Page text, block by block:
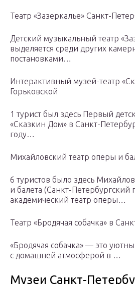
Театр «Зазеркалье» Санкт-
Детский музыкальный театр
выделяется среди других
постановками…
Интерактивный музей-театр
Горьковской
1 турист был здесь Первый
«Сказкин Дом» в Санкт-
году…
Михайловский театр оперы и
6 туристов было здесь
и балета (Санкт-Петербургский
академический театр оперы…
Театр «Бродячая собачка» в
«Бродячая собачка» — это
с домашней атмосферой в …
Музеи Санкт-